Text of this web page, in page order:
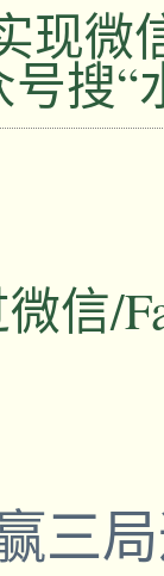
现微
搜“
信/
三